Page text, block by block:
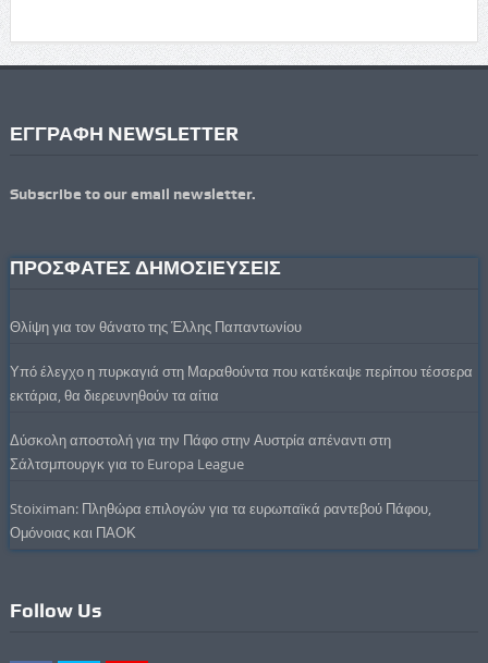
ΕΓΓΡΑΦΗ NEWSLETTER
Subscribe to our email newsletter.
ΠΡΟΣΦΑΤΕΣ ΔΗΜΟΣΙΕΥΣΕΙΣ
Θλίψη για τον θάνατο της Έλλης Παπαντωνίου
Υπό έλεγχο η πυρκαγιά στη Μαραθούντα που κατέκαψε περίπου τέσσερα
εκτάρια, θα διερευνηθούν τα αίτια
Δύσκολη αποστολή για την Πάφο στην Αυστρία απέναντι στη
Σάλτσμπουργκ για το Europa League
Stoiximan: Πληθώρα επιλογών για τα ευρωπαϊκά ραντεβού Πάφου,
Ομόνοιας και ΠΑΟΚ
Follow Us